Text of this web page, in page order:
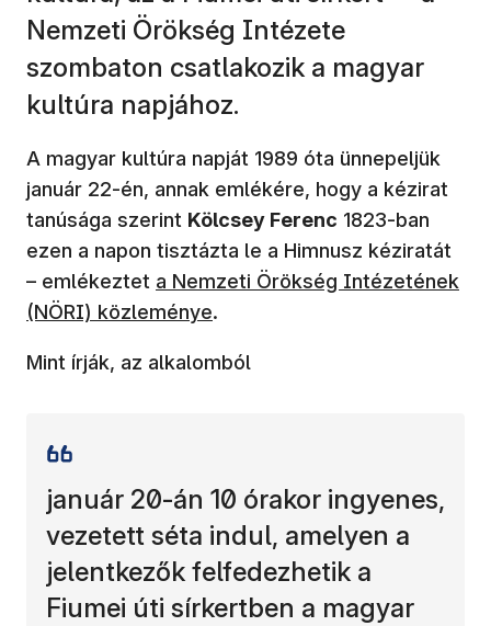
Nemzeti Örökség Intézete
szombaton csatlakozik a magyar
kultúra napjához.
A magyar kultúra napját 1989 óta ünnepeljük
január 22-én, annak emlékére, hogy a kézirat
tanúsága szerint Kölcsey Ferenc 1823-ban
ezen a napon tisztázta le a Himnusz kéziratát
– emlékeztet (új ablakban nyílik meg)
a Nemzeti Örökség Intézetének
(NÖRI) közleménye.
Mint írják, az alkalomból
január 20-án 10 órakor ingyenes,
vezetett séta indul, amelyen a
jelentkezők felfedezhetik a
Fiumei úti sírkertben a magyar